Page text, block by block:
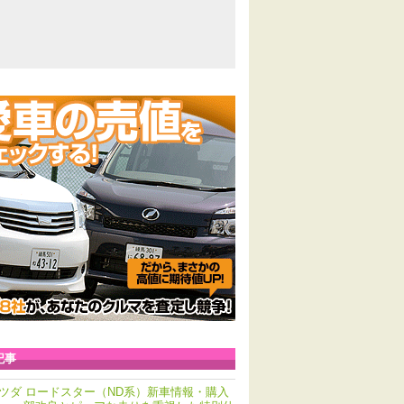
事
ダ ロードスター（ND系）新車情報・購入